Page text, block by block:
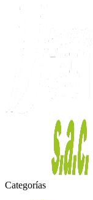
Categorías